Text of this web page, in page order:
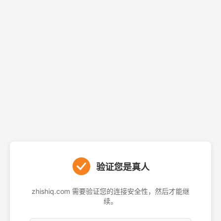
验证您是真人
zhishiq.com 需要验证您的连接安全性，然后才能继
续。